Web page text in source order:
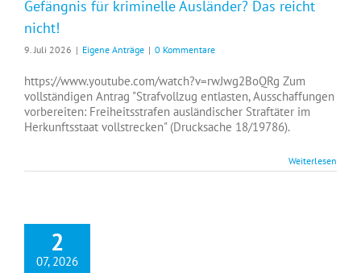
Gefängnis für kriminelle Ausländer? Das reicht
nicht!
9. Juli 2026 | Eigene Anträge | 0 Kommentare
https://www.youtube.com/watch?v=rwJwg2BoQRg Zum
vollständigen Antrag "Strafvollzug entlasten, Ausschaffungen
vorbereiten: Freiheitsstrafen ausländischer Straftäter im
Herkunftsstaat vollstrecken" (Drucksache 18/19786).
Weiterlesen
2
07, 2026